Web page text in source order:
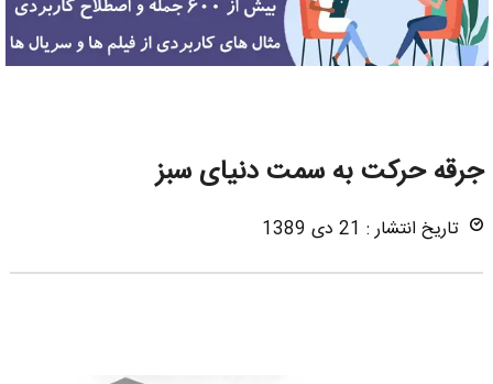
جرقه حرکت به سمت دنیای سبز
تاریخ انتشار : 21 دی 1389